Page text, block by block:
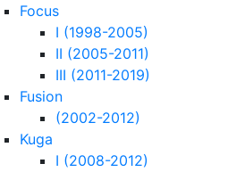
Focus
I (1998-2005)
II (2005-2011)
III (2011-2019)
Fusion
(2002-2012)
Kuga
I (2008-2012)